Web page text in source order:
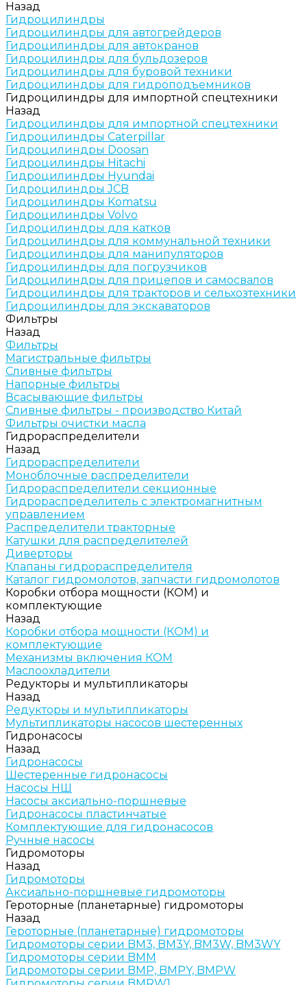
Назад
Гидроцилиндры
Гидроцилиндры для автогрейдеров
Гидроцилиндры для автокранов
Гидроцилиндры для бульдозеров
Гидроцилиндры для буровой техники
Гидроцилиндры для гидроподъемников
Гидроцилиндры для импортной спецтехники
Назад
Гидроцилиндры для импортной спецтехники
Гидроцилиндры Caterpillar
Гидроцилиндры Doosan
Гидроцилиндры Hitachi
Гидроцилиндры Hyundai
Гидроцилиндры JCB
Гидроцилиндры Komatsu
Гидроцилиндры Volvo
Гидроцилиндры для катков
Гидроцилиндры для коммунальной техники
Гидроцилиндры для манипуляторов
Гидроцилиндры для погрузчиков
Гидроцилиндры для прицепов и самосвалов
Гидроцилиндры для тракторов и сельхозтехники
Гидроцилиндры для экскаваторов
Фильтры
Назад
Фильтры
Магистральные фильтры
Сливные фильтры
Напорные фильтры
Всасывающие фильтры
Сливные фильтры - производство Китай
Фильтры очистки масла
Гидрораспределители
Назад
Гидрораспределители
Моноблочные распределители
Гидрораспределители секционные
Гидрораспределитель с электромагнитным
управлением
Распределители тракторные
Катушки для распределителей
Диверторы
Клапаны гидрораспределителя
Каталог гидромолотов, запчасти гидромолотов
Коробки отбора мощности (КОМ) и
комплектующие
Назад
Коробки отбора мощности (КОМ) и
комплектующие
Механизмы включения КОМ
Маслоохладители
Редукторы и мультипликаторы
Назад
Редукторы и мультипликаторы
Мультипликаторы насосов шестеренных
Гидронасосы
Назад
Гидронасосы
Шестеренные гидронасосы
Насосы НШ
Насосы аксиально-поршневые
Гидронасосы пластинчатые
Комплектующие для гидронасосов
Ручные насосы
Гидромоторы
Назад
Гидромоторы
Аксиально-поршневые гидромоторы
Героторные (планетарные) гидромоторы
Назад
Героторные (планетарные) гидромоторы
Гидромоторы серии BM3, BM3Y, BM3W, BM3WY
Гидромоторы серии BMM
Гидромоторы серии BMP, BMPY, BMPW